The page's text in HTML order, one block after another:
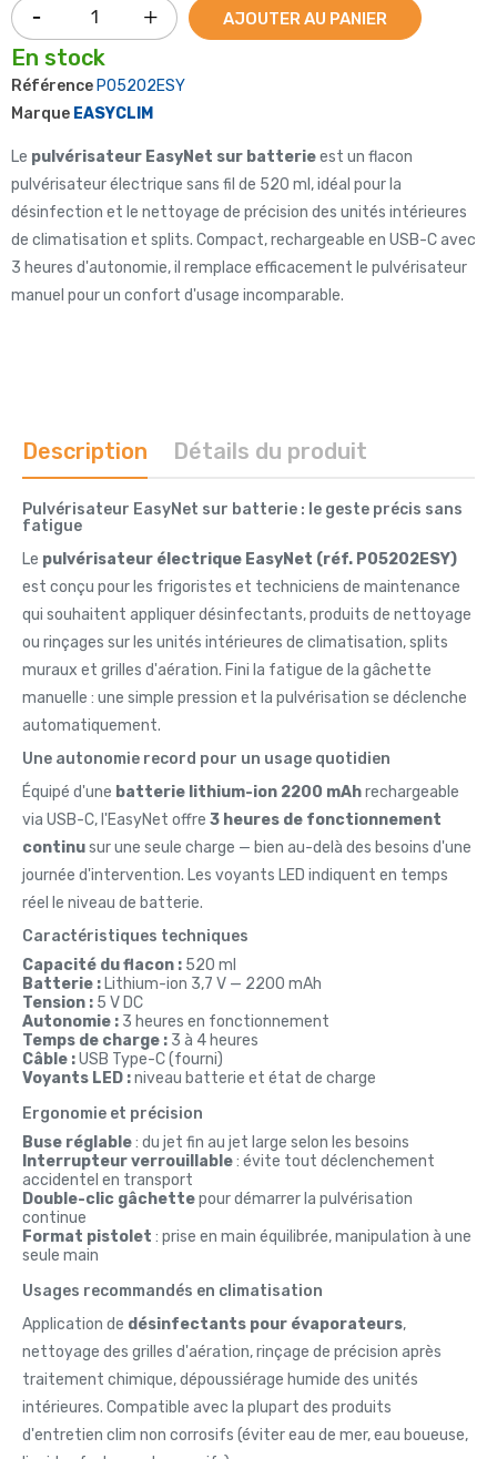
AJOUTER AU PANIER
En stock
Référence P05202ESY
Marque EASYCLIM
Le pulvérisateur EasyNet sur batterieest un flacon
pulvérisateur électrique sans fil de 520 ml, idéal pour la
désinfection et le nettoyage de précision des unités intérieures
de climatisation et splits. Compact, rechargeable en USB-C avec
3 heures d'autonomie, il remplace efficacement le pulvérisateur
manuel pour un confort d'usage incomparable.
Description Détails du produit
Pulvérisateur EasyNet sur batterie : le geste précis sans
fatigue
Le pulvérisateur électrique EasyNet (réf. P05202ESY)
est conçu pour les frigoristes et techniciens de maintenance
qui souhaitent appliquer désinfectants, produits de nettoyage
ou rinçages sur les unités intérieures de climatisation, splits
muraux et grilles d'aération. Fini la fatigue de la gâchette
manuelle : une simple pression et la pulvérisation se déclenche
automatiquement.
Une autonomie record pour un usage quotidien
Équipé d'une batterie lithium-ion 2200 mAhrechargeable
via USB-C, l'EasyNet offre 3 heures de fonctionnement
continusur une seule charge — bien au-delà des besoins d'une
journée d'intervention. Les voyants LED indiquent en temps
réel le niveau de batterie.
Caractéristiques techniques
Capacité du flacon : 520 ml
Batterie : Lithium-ion 3,7 V — 2200 mAh
Tension : 5 V DC
Autonomie : 3 heures en fonctionnement
Temps de charge : 3 à 4 heures
Câble :USB Type-C (fourni)
Voyants LED :niveau batterie et état de charge
Ergonomie et précision
Buse réglable: du jet fin au jet large selon les besoins
Interrupteur verrouillable: évite tout déclenchement
accidentel en transport
Double-clic gâchettepour démarrer la pulvérisation
continue
Format pistolet : prise en main équilibrée, manipulation à une
seule main
Usages recommandés en climatisation
Application de désinfectants pour évaporateurs,
nettoyage des grilles d'aération, rinçage de précision après
traitement chimique, dépoussiérage humide des unités
intérieures. Compatible avec la plupart des produits
d'entretien clim non corrosifs (éviter eau de mer, eau boueuse,